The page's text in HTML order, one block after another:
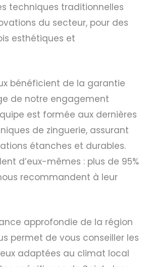
techniques traditionnelles
du secteur, pour des
esthétiques et
bénéficient de la garantie
de notre engagement
est formée aux dernières
de zinguerie, assurant
étanches et durables.
d’eux-mêmes : plus de 95%
recommandent à leur
approfondie de la région
permet de vous conseiller les
adaptées au climat local